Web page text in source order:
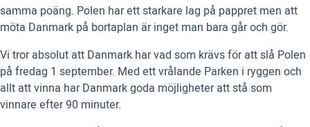
samma poäng. Polen har ett starkare lag på pappret men att
möta Danmark på bortaplan är inget man bara går och gör.
Vi tror absolut att Danmark har vad som krävs för att slå Polen
på fredag 1 september. Med ett vrålande Parken i ryggen och
allt att vinna har Danmark goda möjligheter att stå som
vinnare efter 90 minuter.